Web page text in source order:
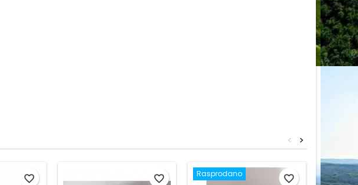
>
<
favorite_border favorite_border Rasprodano favorite_border